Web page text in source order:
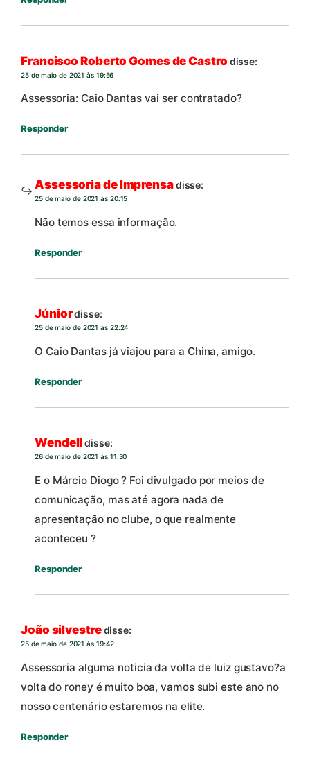
Francisco Roberto Gomes de Castro disse:
25 de maio de 2021 às 19:56
Assessoria: Caio Dantas vai ser contratado?
Responder
Assessoria de Imprensadisse:
25 de maio de 2021 às 20:15
Não temos essa informação.
Responder
Júniordisse:
25 de maio de 2021 às 22:24
O Caio Dantas já viajou para a China, amigo.
Responder
Wendelldisse:
26 de maio de 2021 às 11:30
E o Márcio Diogo ? Foi divulgado por meios de
comunicação, mas até agora nada de
apresentação no clube, o que realmente
aconteceu ?
Responder
João silvestredisse:
25 de maio de 2021 às 19:42
Assessoria alguma noticia da volta de luiz gustavo?a
volta do roney é muito boa, vamos subi este ano no
nosso centenário estaremos na elite.
Responder